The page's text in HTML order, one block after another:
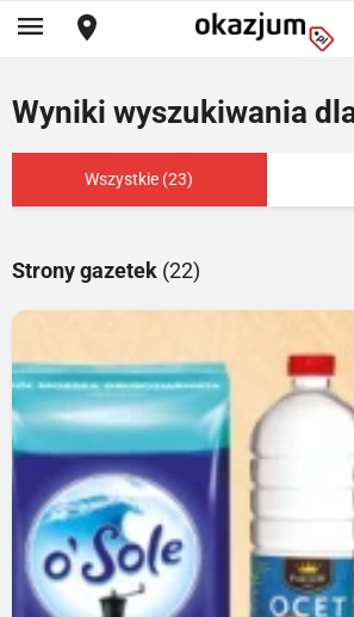
Wyniki wyszukiwania
Wszystkie (23)
Strony gazetek (22)